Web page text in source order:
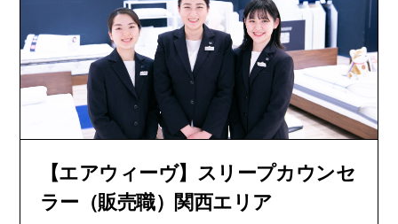
【エアウィーヴ】スリープカウンセ
ラー（販売職）関西エリア